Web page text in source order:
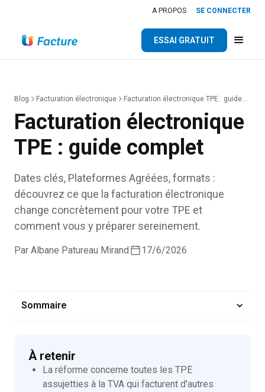
A PROPOS SE CONNECTER
ESSAI GRATUIT
Blog Facturation électronique
Facturation électronique TPE : guide
complet
Facturation électronique
TPE : guide complet
Dates clés, Plateformes Agréées, formats :
découvrez ce que la facturation électronique
change concrètement pour votre TPE et
comment vous y préparer sereinement.
Par Albane Patureau Mirand 17/6/2026
Sommaire
À retenir
La réforme concerne toutes les TPE
assujetties à la TVA qui facturent d'autres